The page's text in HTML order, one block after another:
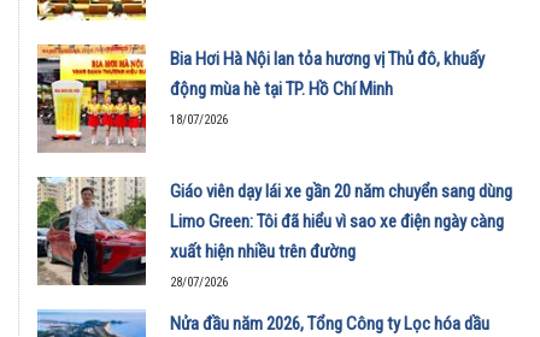
Bia Hơi Hà Nội lan tỏa hương vị Thủ đô, khuấy
động mùa hè tại TP. Hồ Chí Minh
18/07/2026
Giáo viên dạy lái xe gần 20 năm chuyển sang dùng
Limo Green: Tôi đã hiểu vì sao xe điện ngày càng
xuất hiện nhiều trên đường
28/07/2026
Nửa đầu năm 2026, Tổng Công ty Lọc hóa dầu